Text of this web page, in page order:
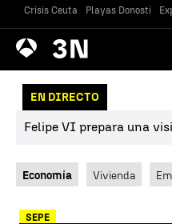
Crisis Ceuta Playas Donosti
Antena
3 Noticias
EN DIRECTO
Felipe VI prepara una
Economía Vivienda
SEPE